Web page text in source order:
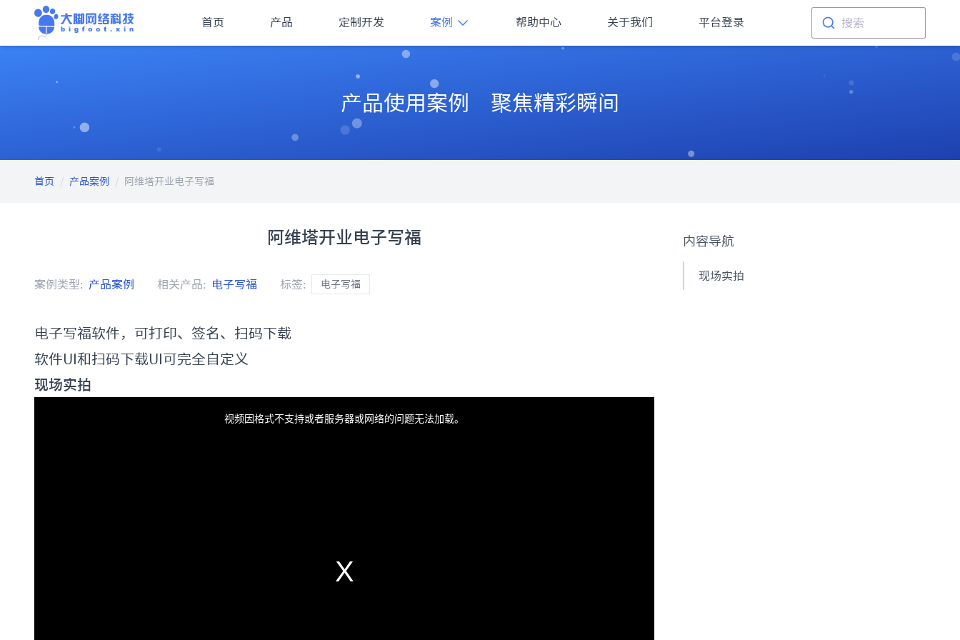
首页 产品 定制开发 案例 帮助中心 关于我们 平台登录 搜索
产品使用案例 聚焦精彩瞬间
首页 / 产品案例 / 阿维塔开业电子写福
阿维塔开业电子写福
案例类型: 产品案例 相关产品: 电子写福 标签: 电子写福
电子写福软件，可打印、签名、扫码下载
软件UI和扫码下载UI可完全自定义
现场实拍
视频因格式不支持或者服务器或网络的问题无法加载。
内容导航
现场实拍